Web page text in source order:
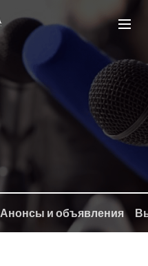
Анонсы и объявления